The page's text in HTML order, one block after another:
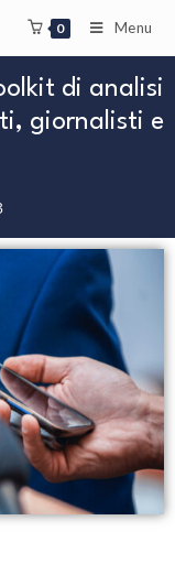
0 Menu
di analisi
giornalisti e